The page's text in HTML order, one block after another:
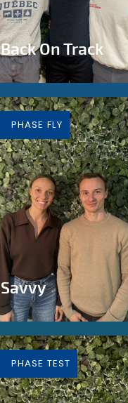
Back On Track
Rixensart
En savoir plus
PHASE FLY
Savvy
financière
En savoir plus
PHASE TEST